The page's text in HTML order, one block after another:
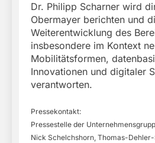
Dr. Philipp Scharner wird
Obermayer berichten und
Weiterentwicklung des
insbesondere im Kontext
Mobilitätsformen,
Innovationen und digitaler
verantworten.
Pressekontakt:
Pressestelle der
Nick Schelchshorn, Thomas-Dehler-